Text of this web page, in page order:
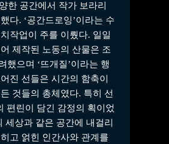
한 공간에서 작가 보라리
다. ‘공간드로잉’이라는 수
작업이 주를 이뤘다. 일일
제작된 노동의 산물은 조
했으며 ‘뜨개질’이라는 행
진 선들은 시간의 함축이
것들의 총체였다. 특히 선
편린이 담긴 감정의 획이었
세상과 같은 공간에 내걸리
고 얽힌 인간사와 관계를